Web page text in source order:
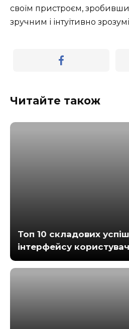
своїм пристроєм,
зручним і інтуїтивно
Читайте також
Топ 10 складових
інтерфейсу